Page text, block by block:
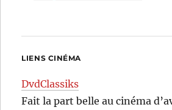
LIENS CINÉMA
DvdClassiks
Fait la part belle au cinéma